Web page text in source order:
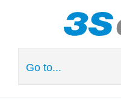
Go to...